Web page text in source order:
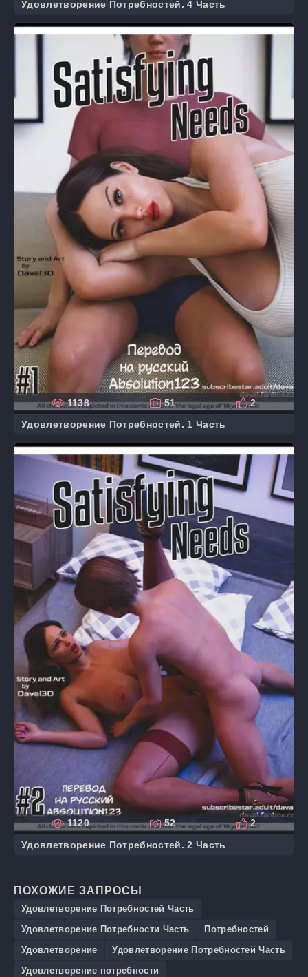
Удовлетворение Потребностей. 4 Часть
Удовлетворение Потребностей. 1 Часть
1138 51 2
Удовлетворение Потребностей. 2 Часть
1120 52 2
ПОХОЖИЕ ЗАПРОСЫ
Удовлетворение Потребностей Часть
Удовлетворение Потребности Часть
Потребностей
Удовлетворение
Удовлетворение Потребностей Часть
Удовлетворение потребности